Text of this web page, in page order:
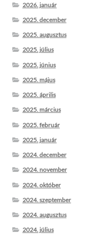
2026. január
2025. december
2025. augusztus
2025. július
2025. június
2025. május
2025. április
2025. március
2025. február
2025. január
2024. december
2024. november
2024. október
2024. szeptember
2024. augusztus
2024. július